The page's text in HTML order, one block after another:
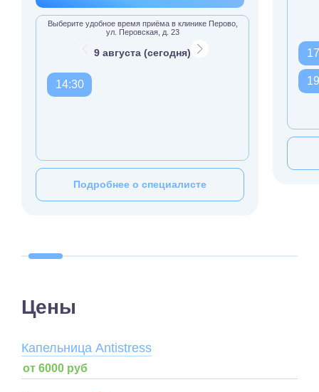
Выберите удобное время приёма в клинике Перово,
ул. Перовская, д. 23
9 августа (сегодня)
14:30
Подробнее о специалисте
Цены
Капельница Antistress
от 6000 руб